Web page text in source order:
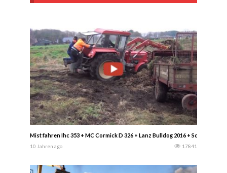
Mist fahren Ihc 353 + MC Cormick D 326 + Lanz Bulldog 2016 + Schlüter
10 Jahren ago 17841